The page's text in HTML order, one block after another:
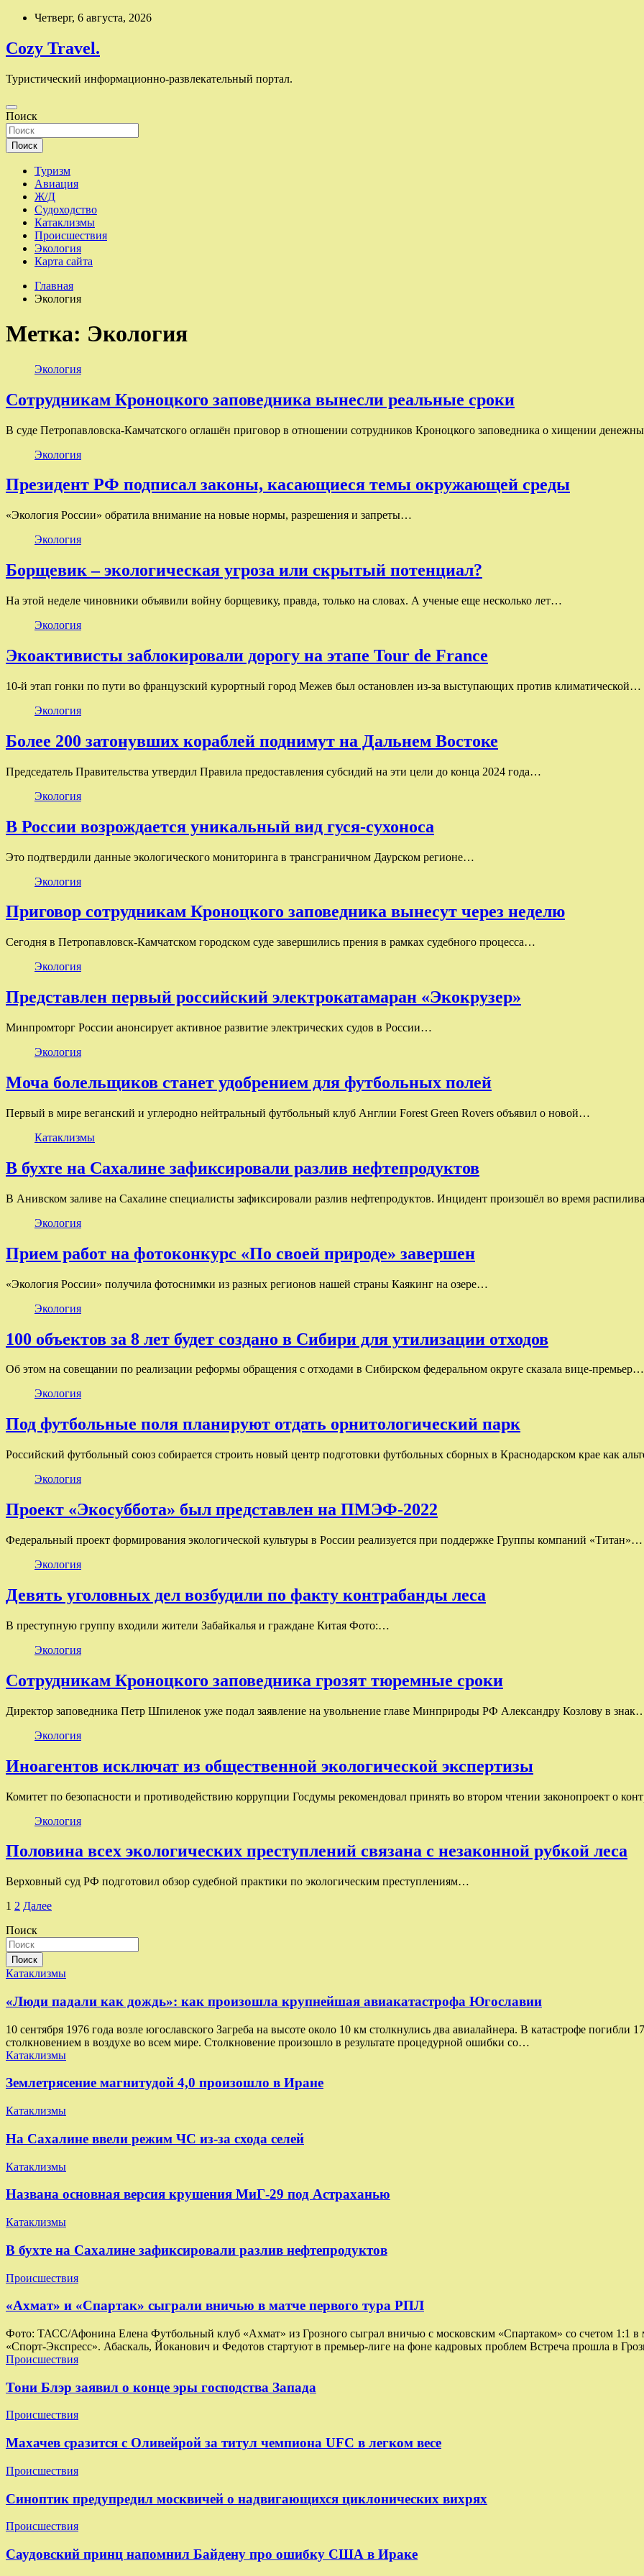
Перейти
содержимому
Четверг, 6 августа, 2026
Cozy Travel.
Туристический информационно-развлекательный портал.
Поиск
Поиск
Туризм
Авиация
Ж/Д
Судоходство
Катаклизмы
Происшествия
Экология
Карта сайта
Главная
Экология
Метка: Экология
Экология
Сотрудникам Кроноцкого заповедника вынесли реальные сроки
В суде Петропавловска-Камчатского оглашён приговор в отношении сотрудников Кроноцкого заповедника о хищении
Экология
Президент РФ подписал законы, касающиеся темы окружающей среды
«Экология России» обратила внимание на новые нормы, разрешения и запреты…
Экология
Борщевик – экологическая угроза или скрытый потенциал?
На этой неделе чиновники объявили войну борщевику, правда, только на словах. А ученые еще несколько лет…
Экология
Экоактивисты заблокировали дорогу на этапе Tour de France
10-й этап гонки по пути во французский курортный город Межев был остановлен из-за выступающих против климатической…
Экология
Более 200 затонувших кораблей поднимут на Дальнем Востоке
Председатель Правительства утвердил Правила предоставления субсидий на эти цели до конца 2024 года…
Экология
В России возрождается уникальный вид гуся-сухоноса
Это подтвердили данные экологического мониторинга в трансграничном Даурском регионе…
Экология
Приговор сотрудникам Кроноцкого заповедника вынесут через неделю
Сегодня в Петропавловск-Камчатском городском суде завершились прения в рамках судебного процесса…
Экология
Представлен первый российский электрокатамаран «Экокрузер»
Минпромторг России анонсирует активное развитие электрических судов в России…
Экология
Моча болельщиков станет удобрением для футбольных полей
Первый в мире веганский и углеродно нейтральный футбольный клуб Англии Forest Green Rovers объявил о новой…
Катаклизмы
В бухте на Сахалине зафиксировали разлив нефтепродуктов
В Анивском заливе на Сахалине специалисты зафиксировали разлив нефтепродуктов. Инцидент произошёл во время
Экология
Прием работ на фотоконкурс «По своей природе» завершен
«Экология России» получила фотоснимки из разных регионов нашей страны Каякинг на озере…
Экология
100 объектов за 8 лет будет создано в Сибири для утилизации отходов
Об этом на совещании по реализации реформы обращения с отходами в Сибирском федеральном округе сказала вице-премьер…
Экология
Под футбольные поля планируют отдать орнитологический парк
Российский футбольный союз собирается строить новый центр подготовки футбольных сборных в Краснодарском крае как
Экология
Проект «Экосуббота» был представлен на ПМЭФ-2022
Федеральный проект формирования экологической культуры в России реализуется при поддержке Группы компаний «Титан»…
Экология
Девять уголовных дел возбудили по факту контрабанды леса
В преступную группу входили жители Забайкалья и граждане Китая Фото:…
Экология
Сотрудникам Кроноцкого заповедника грозят тюремные сроки
Директор заповедника Петр Шпиленок уже подал заявление на увольнение главе Минприроды РФ Александру Козлову в
Экология
Иноагентов исключат из общественной экологической экспертизы
Комитет по безопасности и противодействию коррупции Госдумы рекомендовал принять во втором чтении законопроект о
Экология
Половина всех экологических преступлений связана с незаконной рубкой леса
Верховный суд РФ подготовил обзор судебной практики по экологическим преступлениям…
Пагинация
записей
1 2 Далее
Поиск
Поиск
Катаклизмы
«Люди падали как дождь»: как произошла крупнейшая авиакатастрофа Югославии
10 сентября 1976 года возле югославского Загреба на высоте около 10 км столкнулись два авиалайнера. В катастрофе
столкновением в воздухе во всем мире. Столкновение произошло в результате процедурной ошибки со…
Катаклизмы
Землетрясение магнитудой 4,0 произошло в Иране
Катаклизмы
На Сахалине ввели режим ЧС из-за схода селей
Катаклизмы
Названа основная версия крушения МиГ-29 под Астраханью
Катаклизмы
В бухте на Сахалине зафиксировали разлив нефтепродуктов
Происшествия
«Ахмат» и «Спартак» сыграли вничью в матче первого тура РПЛ
Фото: ТАСС/Афонина Елена Футбольный клуб «Ахмат» из Грозного сыграл вничью с московским «Спартаком» со счетом 1:1 в
«Спорт-Экспресс». Абаскаль, Йоканович и Федотов стартуют в премьер-лиге на фоне кадровых проблем Встреча прошла в
Происшествия
Тони Блэр заявил о конце эры господства Запада
Происшествия
Махачев сразится с Оливейрой за титул чемпиона UFC в легком весе
Происшествия
Синоптик предупредил москвичей о надвигающихся циклонических вихрях
Происшествия
Саудовский принц напомнил Байдену про ошибку США в Ираке